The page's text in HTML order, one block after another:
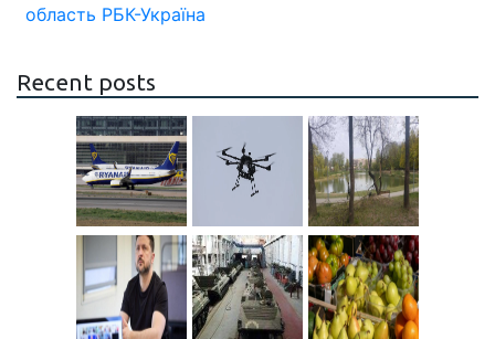
область РБК-Україна
Recent posts